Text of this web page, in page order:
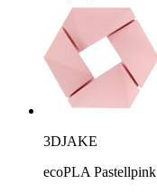
3DJAKE
ecoPLA Pastellpink